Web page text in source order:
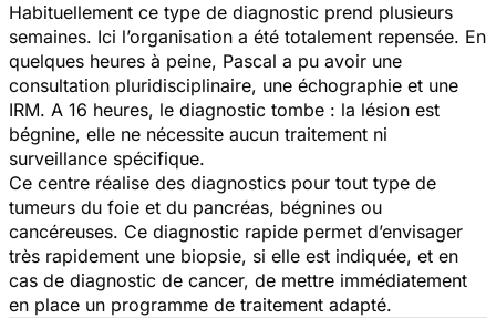
Habituellement ce type de diagnostic prend plusieurs
semaines. Ici l’organisation a été totalement repensée. En
quelques heures à peine, Pascal a pu avoir une
consultation pluridisciplinaire, une échographie et une
IRM. A 16 heures, le diagnostic tombe : la lésion est
bégnine, elle ne nécessite aucun traitement ni
surveillance spécifique.
Ce centre réalise des diagnostics pour tout type de
tumeurs du foie et du pancréas, bégnines ou
cancéreuses. Ce diagnostic rapide permet d’envisager
très rapidement une biopsie, si elle est indiquée, et en
cas de diagnostic de cancer, de mettre immédiatement
en place un programme de traitement adapté.